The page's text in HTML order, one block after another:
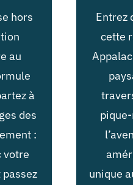
hors
au
à
des
:
votre
Entrez
cette
unique